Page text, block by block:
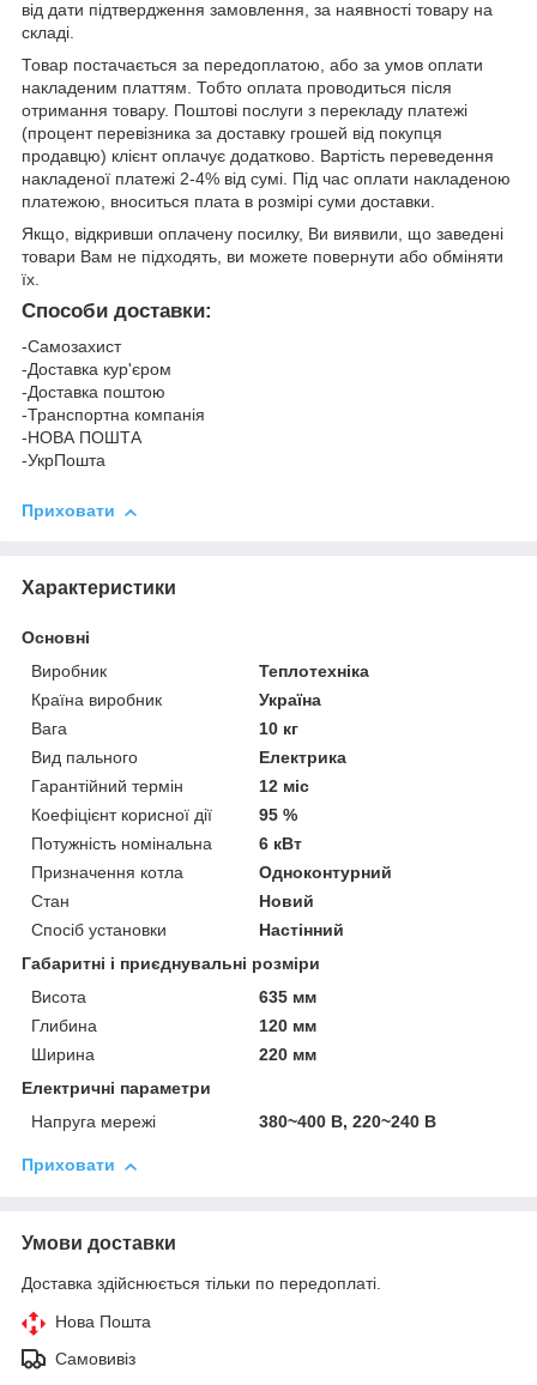
від дати підтвердження замовлення, за наявності товару на
складі.
Товар постачається за передоплатою, або за умов оплати
накладеним платтям. Тобто оплата проводиться після
отримання товару. Поштові послуги з перекладу платежі
(процент перевізника за доставку грошей від покупця
продавцю) клієнт оплачує додатково. Вартість переведення
накладеної платежі 2-4% від сумі. Під час оплати накладеною
платежою, вноситься плата в розмірі суми доставки.
Якщо, відкривши оплачену посилку, Ви виявили, що заведені
товари Вам не підходять, ви можете повернути або обміняти
їх.
Способи доставки:
-Самозахист
-Доставка кур'єром
-Доставка поштою
-Транспортна компанія
-НОВА ПОШТА
-УкрПошта
Приховати
Характеристики
Основні
Виробник
Теплотехніка
Країна виробник
Україна
Вага
10 кг
Вид пального
Електрика
Гарантійний термін
12 міс
Коефіцієнт корисної дії
95 %
Потужність номінальна
6 кВт
Призначення котла
Одноконтурний
Стан
Новий
Спосіб установки
Настінний
Габаритні і приєднувальні розміри
Висота
635 мм
Глибина
120 мм
Ширина
220 мм
Електричні параметри
Напруга мережі
380~400 В, 220~240 В
Приховати
Умови доставки
Доставка здійснюється тільки по передоплаті.
Нова Пошта
Самовивіз